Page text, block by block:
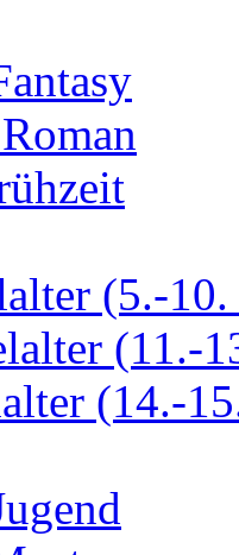
(5.-10.
(11.-
(14.-